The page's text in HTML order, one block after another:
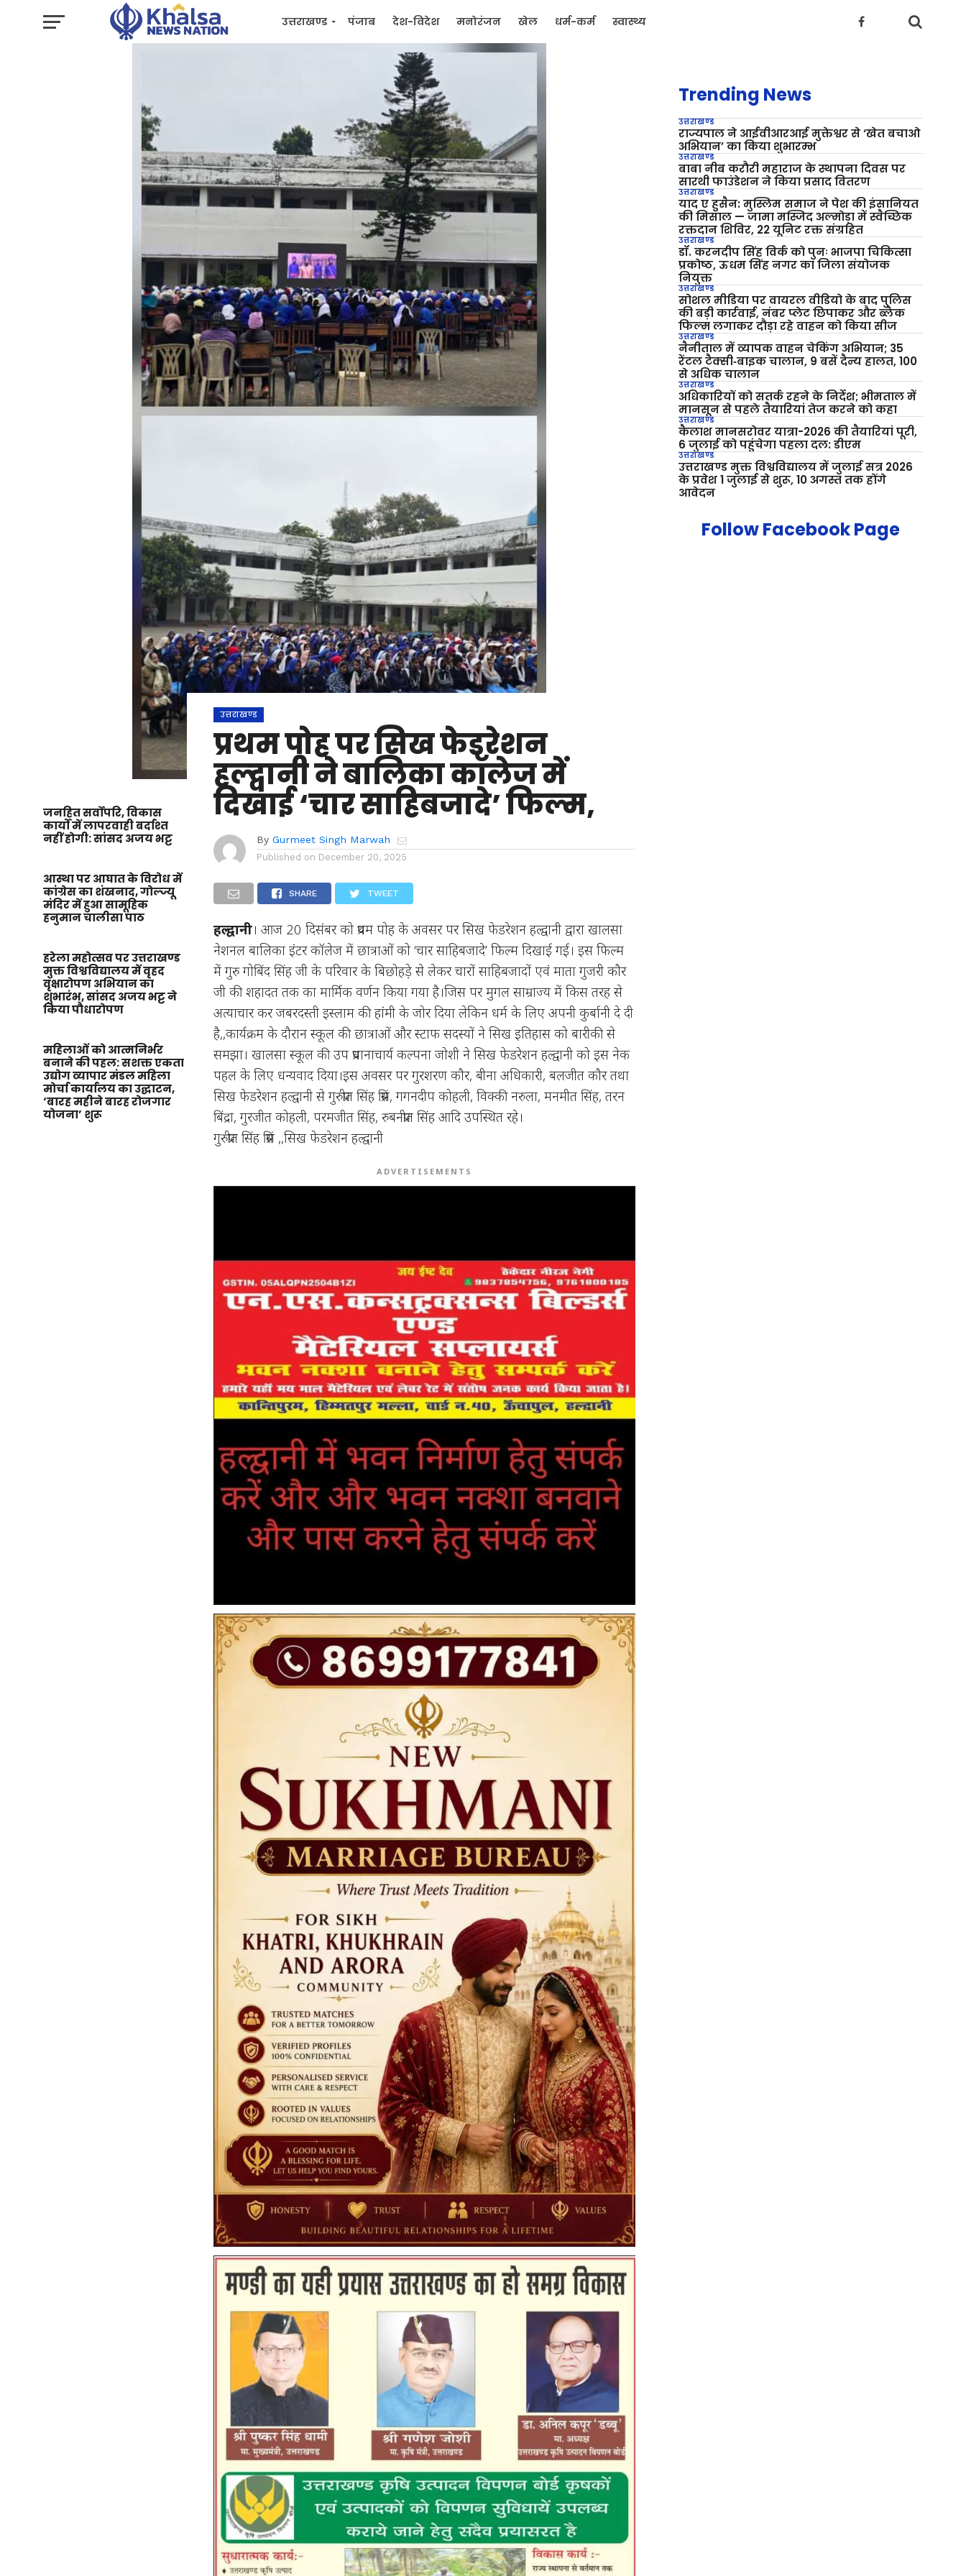
उत्तराखण्ड पंजाब देश-विदेश मनोरंजन खेल धर्म-कर्म स्वास्थ्य
जनहित सर्वोपरि, विकास
कार्यों में लापरवाही बर्दाश्त
नहीं होगी: सांसद अजय भट्ट
आस्था पर आघात के विरोध में
कांग्रेस का शंखनाद, गोल्ज्यू
मंदिर में हुआ सामूहिक
हनुमान चालीसा पाठ
हरेला महोत्सव पर उत्तराखण्ड
मुक्त विश्वविद्यालय में वृहद
वृक्षारोपण अभियान का
शुभारंभ, सांसद अजय भट्ट ने
किया पौधारोपण
महिलाओं को आत्मनिर्भर
बनाने की पहल: सशक्त एकता
उद्योग व्यापार मंडल महिला
मोर्चा कार्यालय का उद्घाटन,
‘बारह महीने बारह रोजगार
योजना’ शुरू
उत्तराखण्ड
प्रथम पोह पर सिख फेडरेशन
हल्द्वानी ने बालिका कॉलेज में
दिखाई ‘चार साहिबजादे’ फिल्म,
By Gurmeet Singh Marwah
Published on December 20, 2025
SHARE TWEET
हल्द्वानी। आज 20 दिसंबर को प्रथम पोह के अवसर पर सिख फेडरेशन हल्द्वानी द्वारा खालसा
नेशनल बालिका इंटर कॉलेज में छात्राओं को ‘चार साहिबजादे’ फिल्म दिखाई गई। इस फिल्म
में गुरु गोबिंद सिंह जी के परिवार के बिछोहड़े से लेकर चारों साहिबजादों एवं माता गुजरी कौर
जी की शहादत तक का मार्मिक वर्णन किया गया है।जिस पर मुगल साम्राज्य में किस तरह से
अत्याचार कर जबरदस्ती इस्लाम की हांमी के जोर दिया लेकिन धर्म के लिए अपनी कुर्बानी दे दी
है,,कार्यक्रम के दौरान स्कूल की छात्राओं और स्टाफ सदस्यों ने सिख इतिहास को बारीकी से
समझा। खालसा स्कूल की उप प्रधानाचार्य कल्पना जोशी ने सिख फेडरेशन हल्द्वानी को इस नेक
पहल के लिए धन्यवाद दिया।इस अवसर पर गुरशरण कौर, बीना अधिकारी, बलजीत कौर तथा
सिख फेडरेशन हल्द्वानी से गुरुप्रीत सिंह प्रिंस, गगनदीप कोहली, विक्की नरुला, मनमीत सिंह, तरन
बिंद्रा, गुरजीत कोहली, परमजीत सिंह, रुबनप्रीत सिंह आदि उपस्थित रहे।
गुरुप्रीत सिंह प्रिंस ,,सिख फेडरेशन हल्द्वानी
ADVERTISEMENTS
Trending News
उत्तराखण्ड
राज्यपाल ने आईवीआरआई मुक्तेश्वर से ‘खेत बचाओ
अभियान’ का किया शुभारम्भ
उत्तराखण्ड
बाबा नीब करौरी महाराज के स्थापना दिवस पर
सारथी फाउंडेशन ने किया प्रसाद वितरण
उत्तराखण्ड
याद ए हुसैन: मुस्लिम समाज ने पेश की इंसानियत
की मिसाल — जामा मस्जिद अल्मोड़ा में स्वैच्छिक
रक्तदान शिविर, 22 यूनिट रक्त संग्रहित
उत्तराखण्ड
डॉ. करनदीप सिंह विर्क को पुनः भाजपा चिकित्सा
प्रकोष्ठ, ऊधम सिंह नगर का जिला संयोजक
नियुक्त
उत्तराखण्ड
सोशल मीडिया पर वायरल वीडियो के बाद पुलिस
की बड़ी कार्रवाई, नंबर प्लेट छिपाकर और ब्लैक
फिल्म लगाकर दौड़ा रहे वाहन को किया सीज
उत्तराखण्ड
नैनीताल में व्यापक वाहन चेकिंग अभियान; 35
रेंटल टैक्सी‑बाइक चालान, 9 बसें दैन्य हालत, 100
से अधिक चालान
उत्तराखण्ड
अधिकारियों को सतर्क रहने के निर्देश; भीमताल में
मानसून से पहले तैयारियां तेज करने को कहा
उत्तराखण्ड
कैलाश मानसरोवर यात्रा-2026 की तैयारियां पूरी,
6 जुलाई को पहुंचेगा पहला दल: डीएम
उत्तराखण्ड
उत्तराखण्ड मुक्त विश्वविद्यालय में जुलाई सत्र 2026
के प्रवेश 1 जुलाई से शुरू, 10 अगस्त तक होंगे
आवेदन
Follow Facebook Page